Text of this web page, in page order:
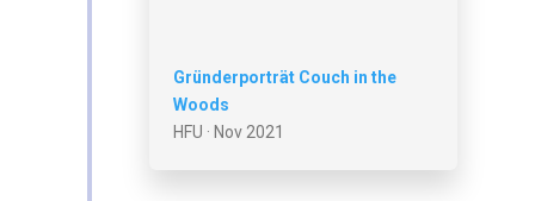
Gründerporträt Couch in the
Woods
HFU · Nov 2021